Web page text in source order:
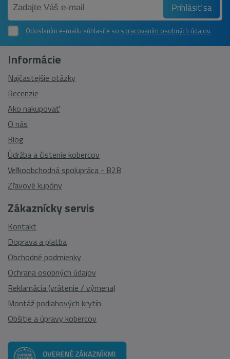
Prihlásiť sa
Odoslaním e-mailu súhlasíte so spracovaním osobných údajov.
Zákaznícky servis
Kontakt
Doprava a platba
Obchodné podmienky
Ochrana osobných údajov
Reklamácia (vrátenie / výmena)
Montáž podlahových krytín
Obšitie a úpravy kobercov
Informácie
Najčastejšie otázky
Recenzie
Ako nakupovať
O nás
Blog
Údržba a čistenie kobercov
Veľkoobchodná spolupráca - B2B
Zľavové kupóny